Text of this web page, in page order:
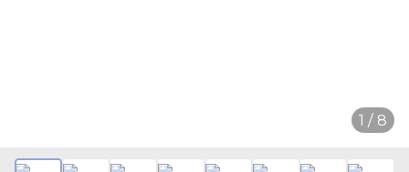
1 / 8